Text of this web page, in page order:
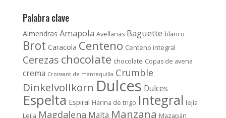
Palabra clave
Almendras Amapola Avellanas Baguette blanco
Brot Caracola Centeno Centeno integral
Cerezas chocolate chocolate Copas de avena
crema Croissant de mantequilla Crumble
Dinkelvollkorn Dulces Dulces
Espelta Espiral Harina de trigo Integral lejia
Lejia Magdalena Malta Manzana Mazapán